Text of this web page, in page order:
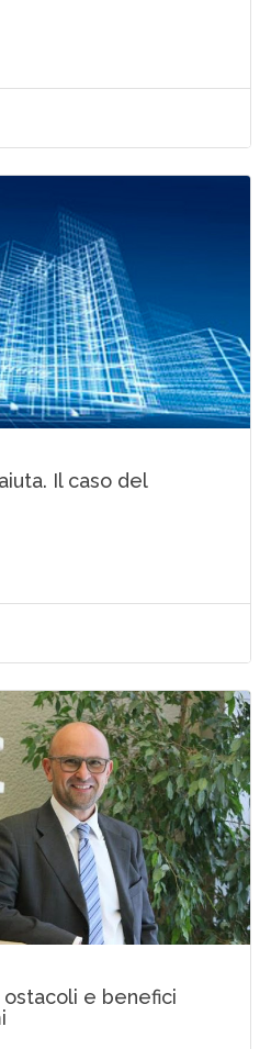
Il caso del
e benefici